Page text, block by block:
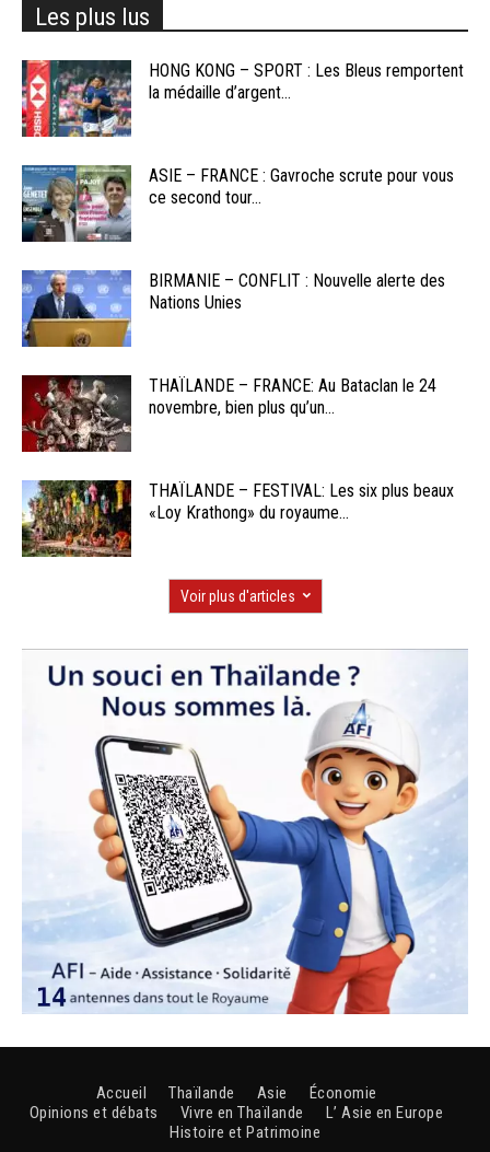
Les plus lus
HONG KONG – SPORT : Les Bleus remportent
la médaille d’argent...
ASIE – FRANCE : Gavroche scrute pour vous
ce second tour...
BIRMANIE – CONFLIT : Nouvelle alerte des
Nations Unies
THAÏLANDE – FRANCE: Au Bataclan le 24
novembre, bien plus qu’un...
THAÏLANDE – FESTIVAL: Les six plus beaux
«Loy Krathong» du royaume...
Voir plus d'articles
Accueil Thaïlande Asie
Économie
Opinions et débats
Vivre en Thaïlande
L’ Asie en Europe
Histoire et Patrimoine